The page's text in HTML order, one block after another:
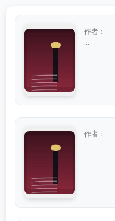
作者：
作者：